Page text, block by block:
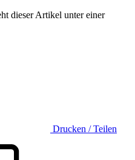
dieser Artikel unter einer
Drucken / Teilen